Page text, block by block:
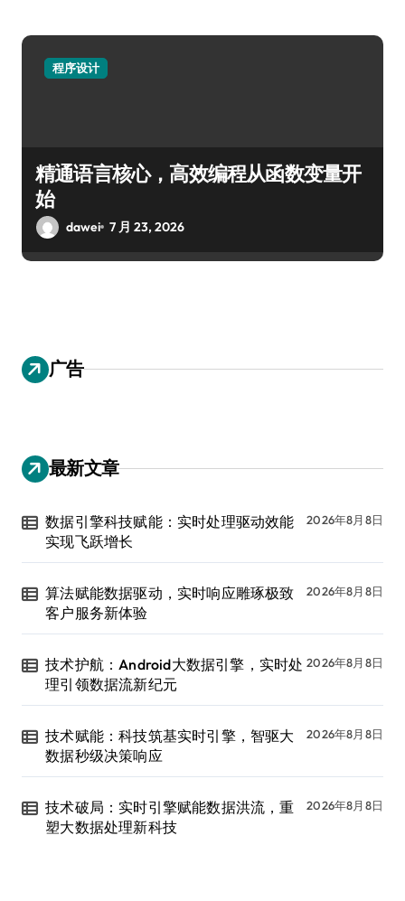
程序设计
精通语言核心，高效编程从函数变量开
始
dawei 7 月 23, 2026
广告
最新文章
数据引擎科技赋能：实时处理驱动效能
实现飞跃增长
2026年8月8日
算法赋能数据驱动，实时响应雕琢极致
客户服务新体验
2026年8月8日
技术护航：Android大数据引擎，实时处
理引领数据流新纪元
2026年8月8日
技术赋能：科技筑基实时引擎，智驱大
数据秒级决策响应
2026年8月8日
技术破局：实时引擎赋能数据洪流，重
塑大数据处理新科技
2026年8月8日